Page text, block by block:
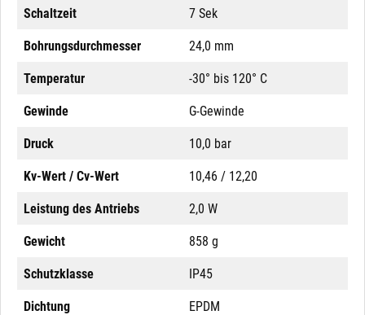
Schaltzeit 7 Sek
Bohrungsdurchmesser 24,0 mm
Temperatur -30° bis 120° C
Gewinde G-Gewinde
Druck 10,0 bar
Kv-Wert / Cv-Wert 10,46 / 12,20
Leistung des Antriebs 2,0 W
Gewicht 858 g
Schutzklasse IP45
Dichtung EPDM